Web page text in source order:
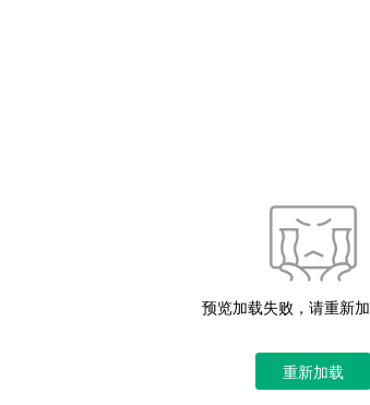
预览加载失败，请重新
重新加载